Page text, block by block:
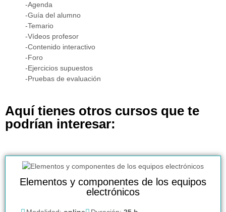
-Agenda
-Guía del alumno
-Temario
-Vídeos profesor
-Contenido interactivo
-Foro
-Ejercicios supuestos
-Pruebas de evaluación
Aquí tienes otros cursos que te
podrían interesar:
Elementos y componentes de los equipos
electrónicos